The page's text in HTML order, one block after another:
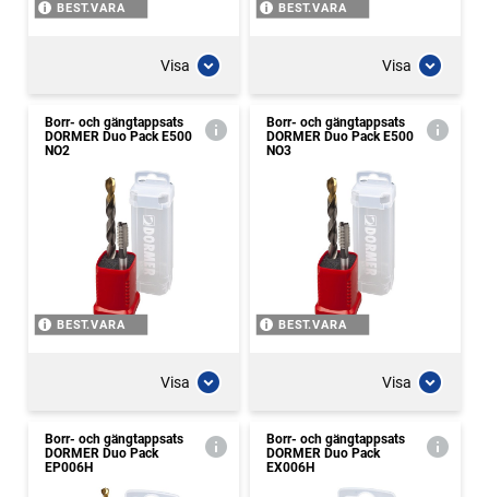
BEST.VARA
Visa
BEST.VARA
Visa
Borr- och gängtappsats
DORMER Duo Pack E500
NO2
BEST.VARA
Visa
Borr- och gängtappsats
DORMER Duo Pack E500
NO3
BEST.VARA
Visa
Borr- och gängtappsats
DORMER Duo Pack
EP006H
Borr- och gängtappsats
DORMER Duo Pack
EX006H